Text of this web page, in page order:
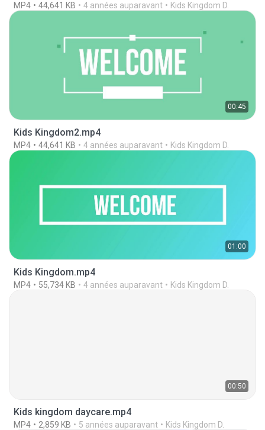
MP4 44,641 KB 4 années auparavant Kids Kingdom D.
00:45
Kids Kingdom2.mp4
MP4 44,641 KB 4 années auparavant Kids Kingdom D.
01:00
Kids Kingdom.mp4
MP4 55,734 KB 4 années auparavant Kids Kingdom D.
00:50
Kids kingdom daycare.mp4
MP4 2,859 KB 5 années auparavant Kids Kingdom D.